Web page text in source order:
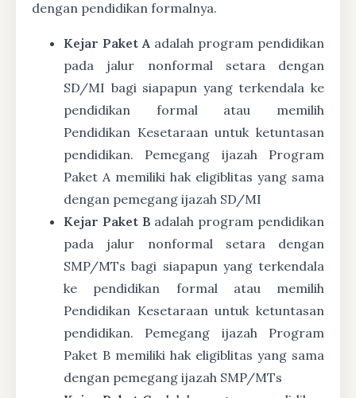
dengan pendidikan formalnya.
Kejar Paket A adalah program pendidikan
pada jalur nonformal setara dengan
SD/MI bagi siapapun yang terkendala ke
pendidikan formal atau memilih
Pendidikan Kesetaraan untuk ketuntasan
pendidikan. Pemegang ijazah Program
Paket A memiliki hak eligiblitas yang sama
dengan pemegang ijazah SD/MI
Kejar Paket B adalah program pendidikan
pada jalur nonformal setara dengan
SMP/MTs bagi siapapun yang terkendala
ke pendidikan formal atau memilih
Pendidikan Kesetaraan untuk ketuntasan
pendidikan. Pemegang ijazah Program
Paket B memiliki hak eligiblitas yang sama
dengan pemegang ijazah SMP/MTs